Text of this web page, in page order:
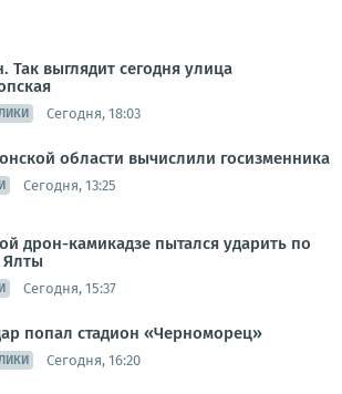
Так выглядит сегодня улица
Сегодня, 18:03
области вычислили госизменника
Сегодня, 13:25
дрон-камикадзе пытался ударить по
Сегодня, 15:37
попал стадион «Черноморец»
Сегодня, 16:20